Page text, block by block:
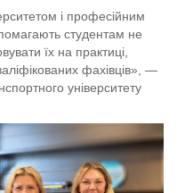
і професійним
студентам не
їх на практиці,
фахівців», —
університету